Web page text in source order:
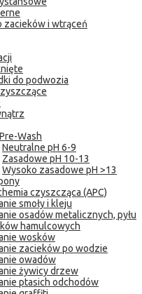
zacieków i wtrąceń
do podwozia
Wash
Neutralne pH 6-9
Zasadowe pH 10-13
Wysoko zasadowe pH >13
czyszcząca (APC)
smoły i kleju
osadów metalicznych, pyłu
hamulcowych
wosków
zacieków po wodzie
owadów
żywicy drzew
ptasich odchodów